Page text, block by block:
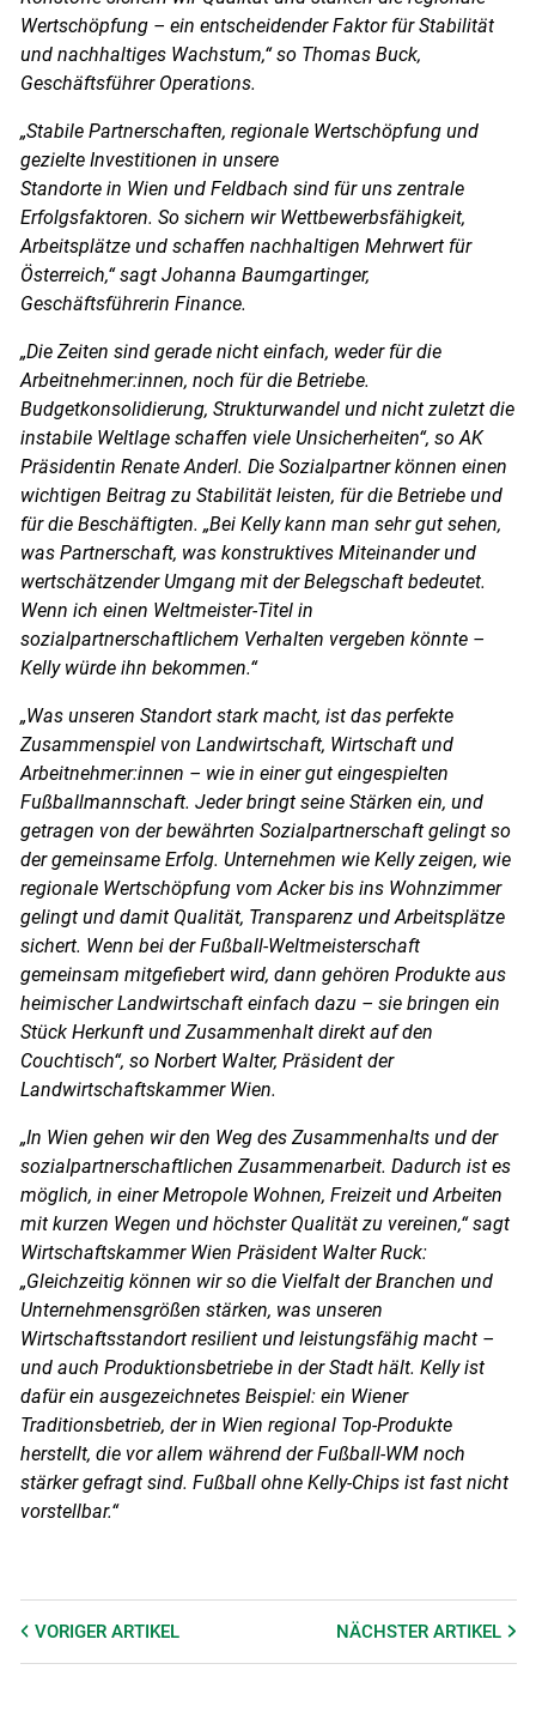
Wertschöpfung – ein entscheidender Faktor für Stabilität
und nachhaltiges Wachstum,“ so Thomas Buck,
Geschäftsführer Operations.
„Stabile Partnerschaften, regionale Wertschöpfung und
gezielte Investitionen in unsere
Standorte in Wien und Feldbach sind für uns zentrale
Erfolgsfaktoren. So sichern wir Wettbewerbsfähigkeit,
Arbeitsplätze und schaffen nachhaltigen Mehrwert für
Österreich,“ sagt Johanna Baumgartinger,
Geschäftsführerin Finance.
„Die Zeiten sind gerade nicht einfach, weder für die
Arbeitnehmer:innen, noch für die Betriebe.
Budgetkonsolidierung, Strukturwandel und nicht zuletzt die
instabile Weltlage schaffen viele Unsicherheiten“, so AK
Präsidentin Renate Anderl. Die Sozialpartner können einen
wichtigen Beitrag zu Stabilität leisten, für die Betriebe und
für die Beschäftigten. „Bei Kelly kann man sehr gut sehen,
was Partnerschaft, was konstruktives Miteinander und
wertschätzender Umgang mit der Belegschaft bedeutet.
Wenn ich einen Weltmeister-Titel in
sozialpartnerschaftlichem Verhalten vergeben könnte –
Kelly würde ihn bekommen.“
„Was unseren Standort stark macht, ist das perfekte
Zusammenspiel von Landwirtschaft, Wirtschaft und
Arbeitnehmer:innen – wie in einer gut eingespielten
Fußballmannschaft. Jeder bringt seine Stärken ein, und
getragen von der bewährten Sozialpartnerschaft gelingt so
der gemeinsame Erfolg. Unternehmen wie Kelly zeigen, wie
regionale Wertschöpfung vom Acker bis ins Wohnzimmer
gelingt und damit Qualität, Transparenz und Arbeitsplätze
sichert. Wenn bei der Fußball-Weltmeisterschaft
gemeinsam mitgefiebert wird, dann gehören Produkte aus
heimischer Landwirtschaft einfach dazu – sie bringen ein
Stück Herkunft und Zusammenhalt direkt auf den
Couchtisch“, so Norbert Walter, Präsident der
Landwirtschaftskammer Wien.
„In Wien gehen wir den Weg des Zusammenhalts und der
sozialpartnerschaftlichen Zusammenarbeit. Dadurch ist es
möglich, in einer Metropole Wohnen, Freizeit und Arbeiten
mit kurzen Wegen und höchster Qualität zu vereinen,“ sagt
Wirtschaftskammer Wien Präsident Walter Ruck:
„Gleichzeitig können wir so die Vielfalt der Branchen und
Unternehmensgrößen stärken, was unseren
Wirtschaftsstandort resilient und leistungsfähig macht –
und auch Produktionsbetriebe in der Stadt hält. Kelly ist
dafür ein ausgezeichnetes Beispiel: ein Wiener
Traditionsbetrieb, der in Wien regional Top-Produkte
herstellt, die vor allem während der Fußball-WM noch
stärker gefragt sind. Fußball ohne Kelly-Chips ist fast nicht
vorstellbar.“
VORIGER ARTIKEL NÄCHSTERARTIKEL